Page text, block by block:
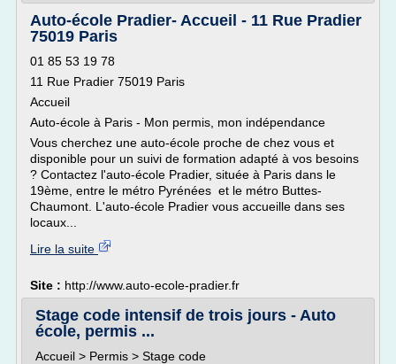
Auto-école Pradier- Accueil - 11 Rue Pradier
75019 Paris
01 85 53 19 78
11 Rue Pradier 75019 Paris
Accueil
Auto-école à Paris - Mon permis, mon indépendance
Vous cherchez une auto-école proche de chez vous et
disponible pour un suivi de formation adapté à vos besoins
? Contactez l'auto-école Pradier, située à Paris dans le
19ème, entre le métro Pyrénées et le métro Buttes-
Chaumont. L'auto-école Pradier vous accueille dans ses
locaux...
Lire la suite
Site : http://www.auto-ecole-pradier.fr
Stage code intensif de trois jours - Auto
école, permis ...
Accueil > Permis > Stage code